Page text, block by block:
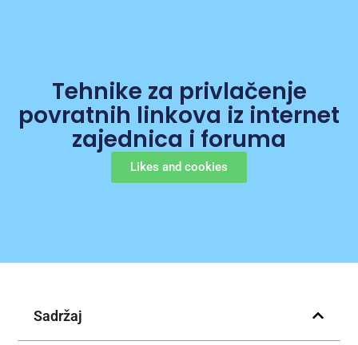
Tehnike za privlačenje
povratnih linkova iz internet
zajednica i foruma
Likes and cookies
Sadržaj